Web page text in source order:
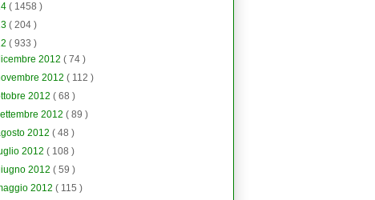
( 1458 )
( 204 )
( 933 )
2012( 74 )
2012( 112 )
2012( 68 )
2012( 89 )
2012( 48 )
2012( 108 )
2012( 59 )
2012( 115 )